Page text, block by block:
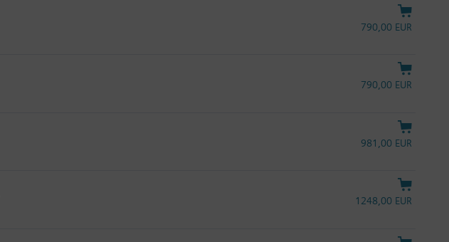
790,00 EUR
790,00 EUR
981,00 EUR
1248,00 EUR